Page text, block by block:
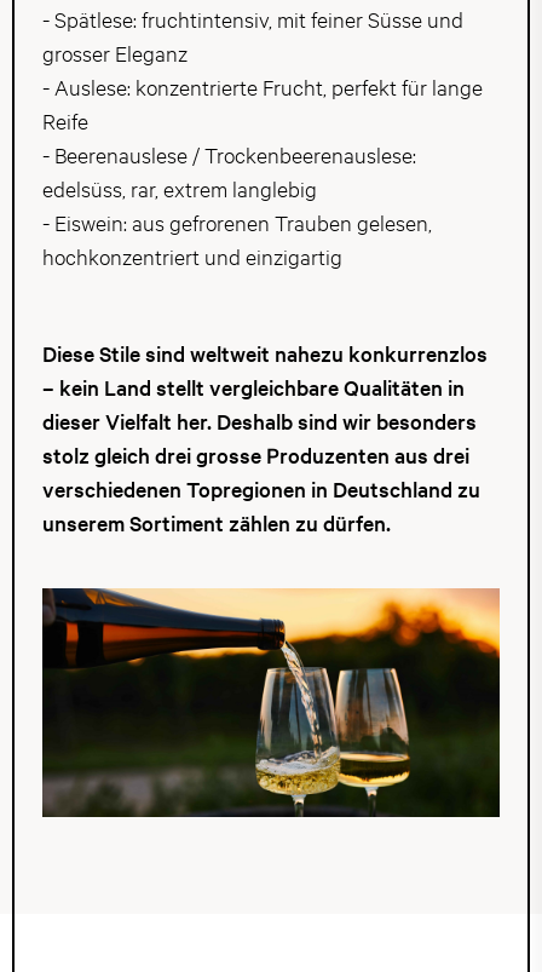
- Spätlese: fruchtintensiv, mit feiner Süsse und
grosser Eleganz
- Auslese: konzentrierte Frucht, perfekt für lange
Reife
- Beerenauslese / Trockenbeerenauslese:
edelsüss, rar, extrem langlebig
- Eiswein: aus gefrorenen Trauben gelesen,
hochkonzentriert und einzigartig
Diese Stile sind weltweit nahezu konkurrenzlos
– kein Land stellt vergleichbare Qualitäten in
dieser Vielfalt her. Deshalb sind wir besonders
stolz gleich drei grosse Produzenten aus drei
verschiedenen Topregionen in Deutschland zu
unserem Sortiment zählen zu dürfen.